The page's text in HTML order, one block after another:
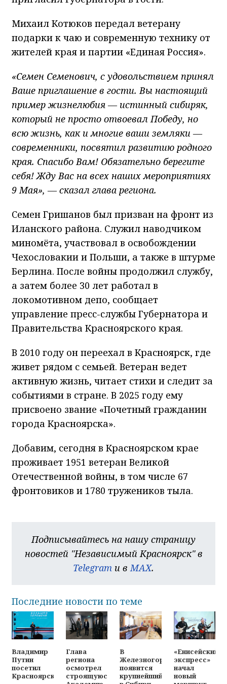
Михаил Котюков передал ветерану
подарки к чаю и современную технику от
жителей края и партии «Единая Россия».
«Семен Семенович, с удовольствием принял
Ваше приглашение в гости. Вы настоящий
пример жизнелюбия — истинный сибиряк,
который не просто отвоевал Победу, но
всю жизнь, как и многие ваши земляки —
современники, посвятил развитию родного
края. Спасибо Вам! Обязательно берегите
себя! Жду Вас на всех наших мероприятиях
9 Мая», — сказал глава региона.
Семен Гришанов был призван на фронт из
Иланского района. Служил наводчиком
миномёта, участвовал в освобождении
Чехословакии и Польши, а также в штурме
Берлина. После войны продолжил службу,
а затем более 30 лет работал в
локомотивном депо, сообщает
управление пресс-службы Губернатора и
Правительства Красноярского края.
В 2010 году он переехал в Красноярск, где
живет рядом с семьей. Ветеран ведет
активную жизнь, читает стихи и следит за
событиями в стране. В 2025 году ему
присвоено звание «Почетный гражданин
города Красноярска».
Добавим, сегодня в Красноярском крае
проживает 1951 ветеран Великой
Отечественной войны, в том числе 67
фронтовиков и 1780 тружеников тыла.
Подписывайтесь на нашу страницу
новостей "Независимый Красноярск" в
Telegram и вMAX.
Последние новости по теме
Владимир
Путин
посетил
Красноярск
Глава
региона
осмотрел
строящуюся
В
Железногорске
появится
крупнейший
«Енисейский
экспресс»
начал
новый